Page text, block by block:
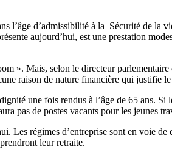
l’âge d’admissibilité à la Sécurité de la
aujourd’hui, est une prestation
». Mais, selon le directeur parlementaire
raison de nature financière qui justifie
une fois rendus à l’âge de 65 ans. Si
pas de postes vacants pour les jeunes
régimes d’entreprise sont en voie
leur retraite.